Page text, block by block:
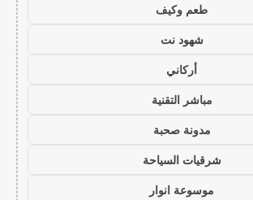
طعم وكيف
شهود نت
أركاني
مباشر التقنية
مدونة صحبة
شرقيات السياحة
موسوعة انوار